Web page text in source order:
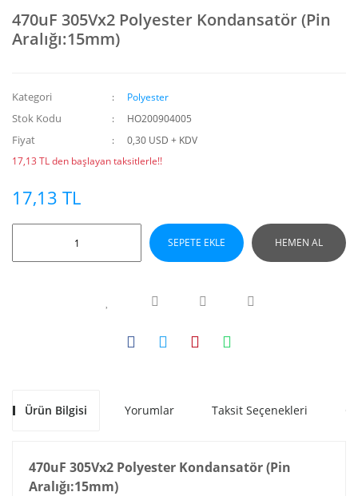
470uF 305Vx2 Polyester Kondansatör (Pin
Aralığı:15mm)
Kategori Polyester
Stok Kodu HO200904005
Fiyat
0,30 USD + KDV
17,13 TL den başlayan taksitlerle!!
17,13 TL
SEPETE EKLE HEMEN AL
Ürün Bilgisi Yorumlar Taksit Seçenekleri
470uF 305Vx2 Polyester Kondansatör(Pin
Aralığı:15mm)